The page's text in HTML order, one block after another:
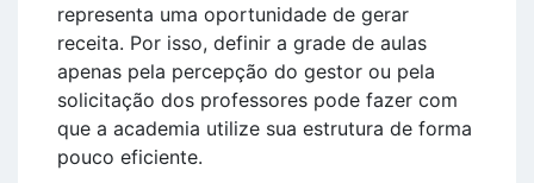
representa uma oportunidade de gerar
receita. Por isso, definir a grade de aulas
apenas pela percepção do gestor ou pela
solicitação dos professores pode fazer com
que a academia utilize sua estrutura de forma
pouco eficiente.